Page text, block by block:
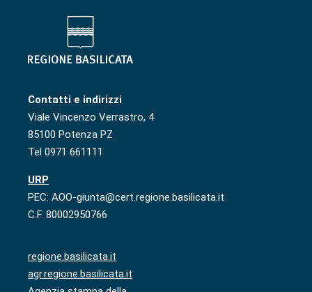
Contatti e indirizzi
Viale Vincenzo Verrastro, 4
85100 Potenza PZ
Tel 0971 661111
URP
PEC: AOO-giunta@cert.regione.basilicata.it
C.F. 80002950766
regione.basilicata.it
agr.regione.basilicata.it